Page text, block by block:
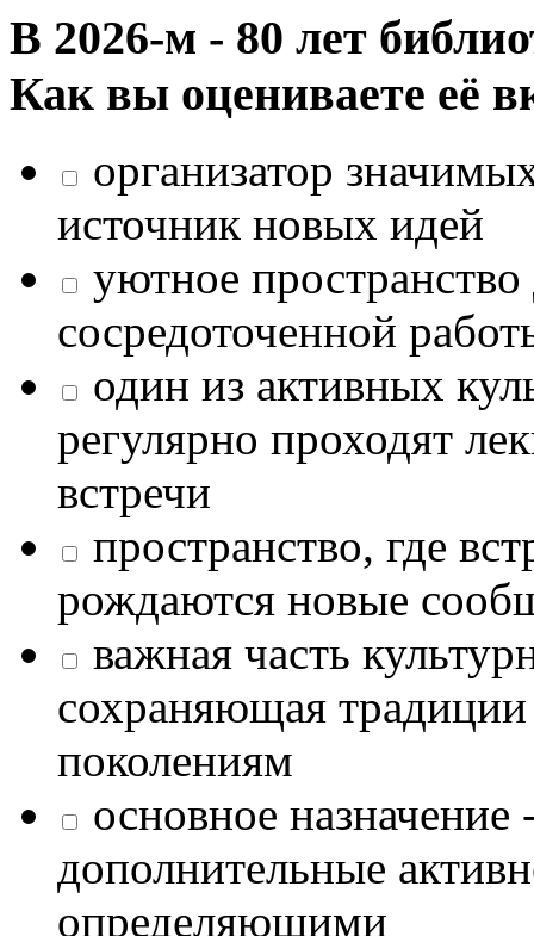
В 2026‑м - 80 лет
Как вы оцениваете её
организатор
источник новых идей
уютное
сосредоточенной
один из активных
регулярно проходят
встречи
пространство, где
рождаются новые
важная часть
сохраняющая
поколениям
основное назначение
дополнительные
определяющими